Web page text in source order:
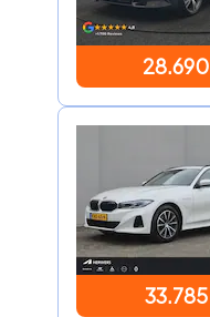
28.690
33.785